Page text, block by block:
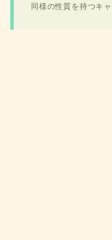
同様の性質を持つキ